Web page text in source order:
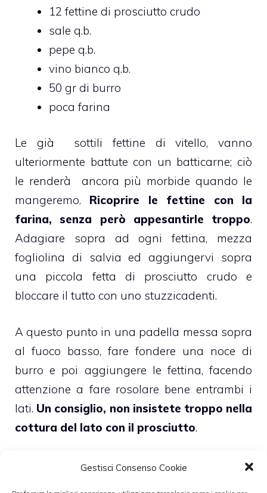
Gestisci Consenso Cookie
12 fettine di prosciutto crudo
sale q.b.
pepe q.b.
vino bianco q.b.
50 gr di burro
poca farina
Le già sottili fettine di vitello, vanno
ulteriormente battute con un batticarne; ciò
le renderà ancora più morbide quando le
mangeremo. Ricoprire le fettine con la
farina, senza però appesantirle troppo.
Adagiare sopra ad ogni fettina, mezza
fogliolina di salvia ed aggiungervi sopra
una piccola fetta di prosciutto crudo e
bloccare il tutto con uno stuzzicadenti.
A questo punto in una padella messa sopra
al fuoco basso, fare fondere una noce di
burro e poi aggiungere le fettina, facendo
attenzione a fare rosolare bene entrambi i
lati. Un consiglio, non insistete troppo nella
cottura del lato con il prosciutto.